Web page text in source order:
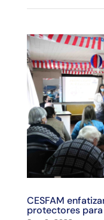
CESFAM
protectores